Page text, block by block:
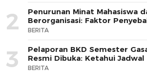
2
Penurunan Minat Mahasiswa
Berorganisasi: Faktor
BERITA
3
Pelaporan BKD Semester
Resmi Dibuka: Ketahui
BERITA